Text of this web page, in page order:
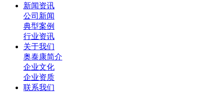
新闻资讯
公司新闻
典型案例
行业资讯
关于我们
奥泰康简介
企业文化
企业资质
联系我们